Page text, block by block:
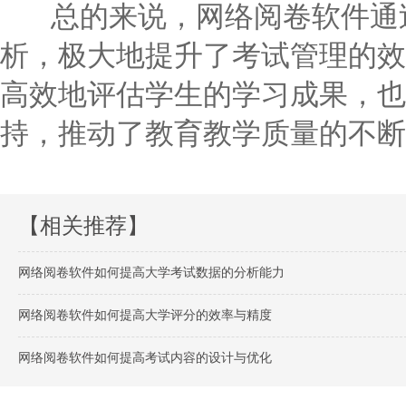
总的来说，网络阅卷软件通
析，极大地提升了考试管理的
高效地评估学生的学习成果，
持，推动了教育教学质量的不
【相关推荐】
网络阅卷软件如何提高大学考试数据的分析能力
网络阅卷软件如何提高大学评分的效率与精度
网络阅卷软件如何提高考试内容的设计与优化